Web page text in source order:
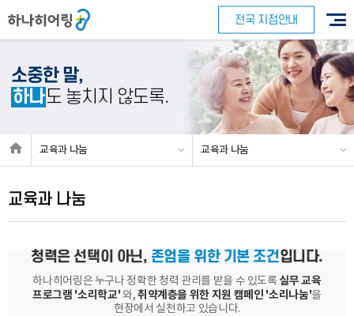
전국 지점안내
소중한 말,
하나도 놓치지 않도록.
교육과 나눔 교육과 나눔
교육과 나눔
청력은 선택이 아닌, 존엄을 위한 기본 조건입니다.
하나히어링은 누구나 정확한 청력 관리를 받을 수 있도록 실무 교육
프로그램 '소리학교'와,취약계층을 위한 지원 캠페인 '소리나눔'을
현장에서 실천하고 있습니다.